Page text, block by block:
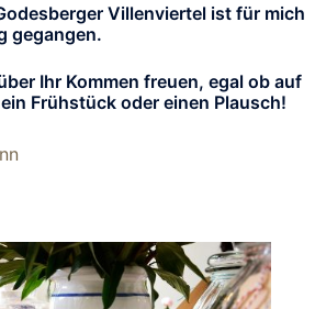
Villenviertel ist für mich
gegangen.
Ihr Kommen freuen, egal ob auf
Frühstück oder einen Plausch!